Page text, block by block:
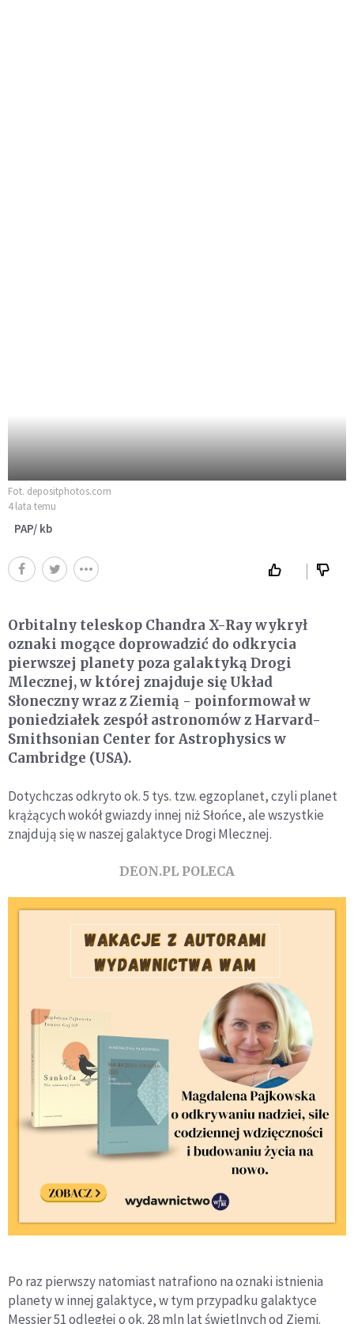
Fot. depositphotos.com
4 lata temu
PAP/ kb
Orbitalny teleskop Chandra X-Ray wykrył
oznaki mogące doprowadzić do odkrycia
pierwszej planety poza galaktyką Drogi
Mlecznej, w której znajduje się Układ
Słoneczny wraz z Ziemią - poinformował w
poniedziałek zespół astronomów z Harvard-
Smithsonian Center for Astrophysics w
Cambridge (USA).
Dotychczas odkryto ok. 5 tys. tzw. egzoplanet, czyli planet
krążących wokół gwiazdy innej niż Słońce, ale wszystkie
znajdują się w naszej galaktyce Drogi Mlecznej.
DEON.PL POLECA
Po raz pierwszy natomiast natrafiono na oznaki istnienia
planety w innej galaktyce, w tym przypadku galaktyce
Messier 51 odległej o ok. 28 mln lat świetlnych od Ziemi.